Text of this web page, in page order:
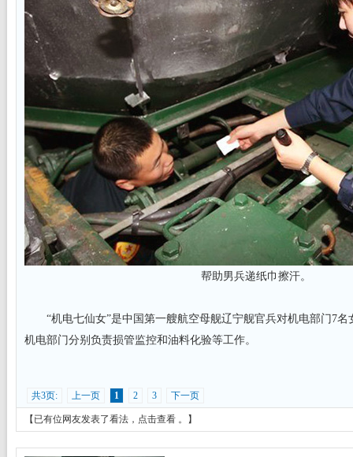
帮助男兵递纸巾擦汗。
“机电七仙女”是中国第一艘航空母舰辽宁舰官兵对机电部门7名
机电部门分别负责损管监控和油料化验等工作。
共3页: 上一页 1 2 3 下一页
【已有位网友发表了看法， 点击查看 。】